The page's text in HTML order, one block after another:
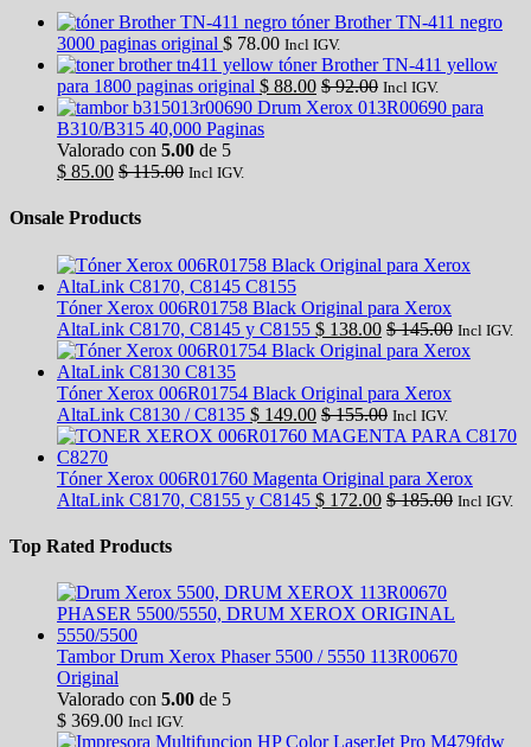
tóner Brother TN-411 negro
3000 paginas original $ 78.00 Incl IGV.
tóner Brother TN-411 yellow
para 1800 paginas original $ 88.00 $92.00 Incl IGV.
Drum Xerox 013R00690 para
B310/B315 40,000 Paginas
Valorado con 5.00 de 5
$ 85.00 $115.00 Incl IGV.
Onsale Products
Tóner Xerox 006R01758 Black Original para Xerox
AltaLink C8170, C8145 y C8155 $ 138.00 $145.00 Incl IGV.
Tóner Xerox 006R01754 Black Original para Xerox
AltaLink C8130 / C8135 $ 149.00 $155.00 Incl IGV.
Tóner Xerox 006R01760 Magenta Original para Xerox
AltaLink C8170, C8155 y C8145 $ 172.00 $185.00 Incl IGV.
Top Rated Products
Tambor Drum Xerox Phaser 5500 / 5550 113R00670
Original
Valorado con 5.00 de 5
$ 369.00 Incl IGV.